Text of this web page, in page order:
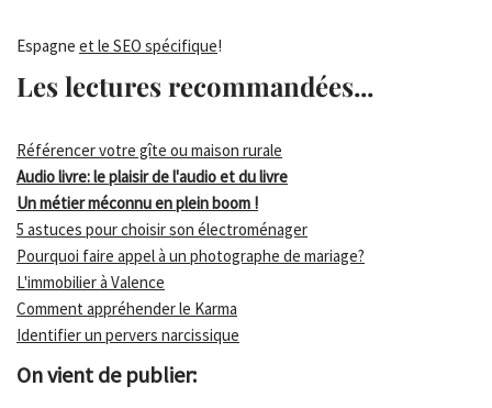
Espagne et le SEO spécifique!
Les lectures recommandées...
Référencer votre gîte ou maison rurale
Audio livre: le plaisir de l'audio et du livre
Un métier méconnu en plein boom !
5 astuces pour choisir son électroménager
Pourquoi faire appel à un photographe de mariage?
L'immobilier à Valence
Comment appréhender le Karma
Identifier un pervers narcissique
On vient de publier: